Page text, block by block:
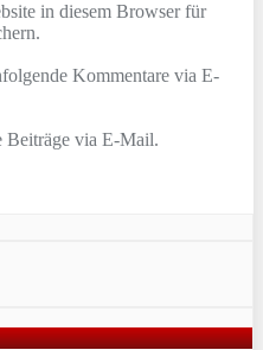
in diesem Browser für
Kommentare via E-
Beiträge via E-Mail.